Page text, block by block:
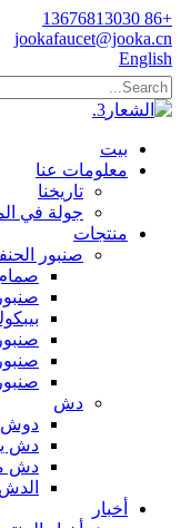
+86 13676813030
jookafaucet@jooka.cn
English
بيت
معلومات عنا
تاريخنا
جولة في
منتجات
صنبور
صمام
دش
دوش
دش
دش
أخبار